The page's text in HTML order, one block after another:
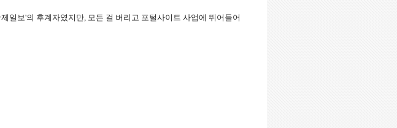
일보'의 후계자였지만 모든 걸 버리고 포털사이트 사업에 뛰어들어